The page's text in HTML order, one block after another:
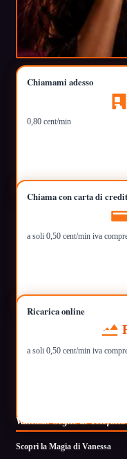
Chiamami adesso
0,80 cent/min
Chiama con carta di
a soli 0,50 cent/min iva
Ricarica online
a soli 0,50 cent/min iva
Vanessa: Seghe al
Scopri la Magia di Vanessa